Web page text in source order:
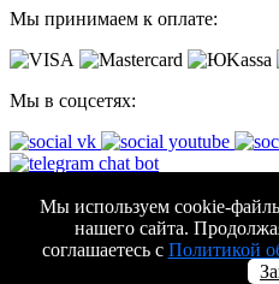
Мы принимаем к оплате:
Мы в соцсетях:
АО "КОМПАНИЯ
Все права защищены. (с)2026
Мы используем cookie-
нашего сайта.
соглашаетесь с Политикой